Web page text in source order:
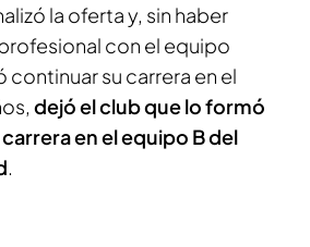
la oferta y, sin haber
con el equipo
su carrera en el
dejó el club que lo formó
en el equipo B del
.